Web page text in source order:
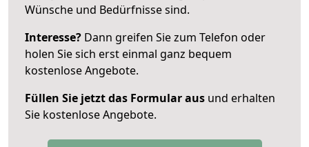
Wünsche und Bedürfnisse sind.
Interesse? Dann greifen Sie zum Telefon oder
holen Sie sich erst einmal ganz bequem
kostenlose Angebote.
Füllen Sie jetzt das Formular aus und erhalten
Sie kostenlose Angebote.